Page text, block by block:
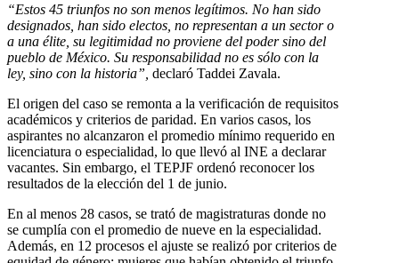
“Estos 45 triunfos no son menos legítimos. No han sido
designados, han sido electos, no representan a un sector o
a una élite, su legitimidad no proviene del poder sino del
pueblo de México. Su responsabilidad no es sólo con la
ley, sino con la historia”, declaró Taddei Zavala.
El origen del caso se remonta a la verificación de requisitos
académicos y criterios de paridad. En varios casos, los
aspirantes no alcanzaron el promedio mínimo requerido en
licenciatura o especialidad, lo que llevó al INE a declarar
vacantes. Sin embargo, el TEPJF ordenó reconocer los
resultados de la elección del 1 de junio.
En al menos 28 casos, se trató de magistraturas donde no
se cumplía con el promedio de nueve en la especialidad.
Además, en 12 procesos el ajuste se realizó por criterios de